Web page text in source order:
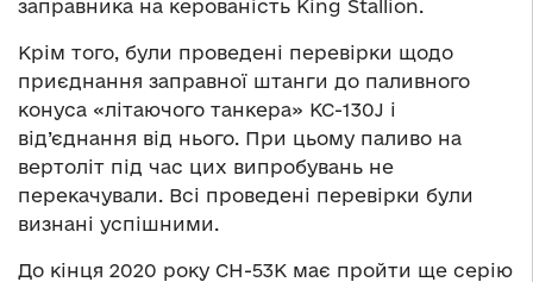
заправника на керованість King Stallion.
Крім того, були проведені перевірки щодо
приєднання заправної штанги до паливного
конуса «літаючого танкера» KC-130J і
від’єднання від нього. При цьому паливо на
вертоліт під час цих випробувань не
перекачували. Всі проведені перевірки були
визнані успішними.
До кінця 2020 року CH-53K має пройти ще серію